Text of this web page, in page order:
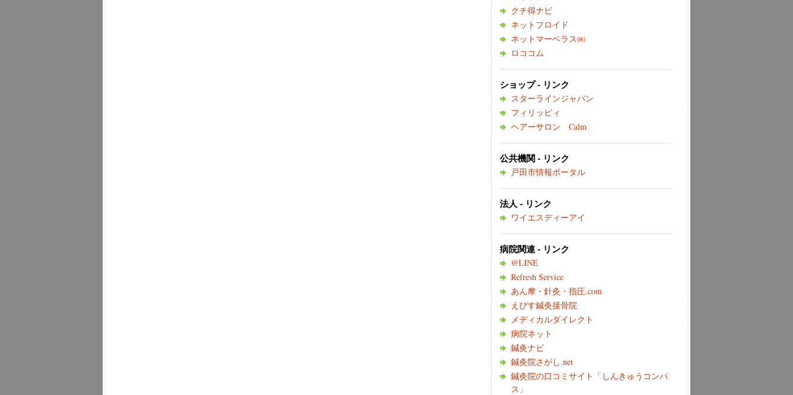
クチ得ナビ
ネットフロイド
ネットマーベラス㈱
ロココム
ショップ - リンク
スターラインジャパン
フィリッピィ
ヘアーサロン Calm
公共機関 - リンク
戸田市情報ポータル
法人 - リンク
ワイエスディーアイ
病院関連 - リンク
@LINE
Refresh Service
あん摩・針灸・指圧.com
えびす鍼灸接骨院
メディカルダイレクト
病院ネット
鍼灸ナビ
鍼灸院さがし.net
鍼灸院の口コミサイト「しんきゅうコンパ
ス」